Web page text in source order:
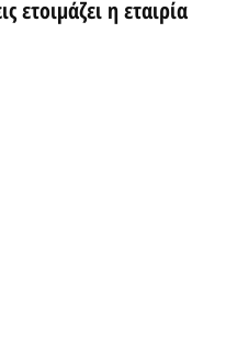
ετοιμάζει η εταιρία